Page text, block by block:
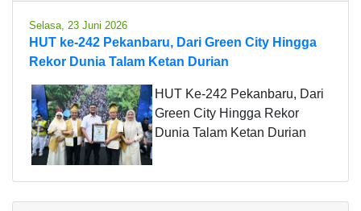
Selasa, 23 Juni 2026
HUT ke-242 Pekanbaru, Dari Green City Hingga
Rekor Dunia Talam Ketan Durian
HUT Ke-242 Pekanbaru, Dari
Green City Hingga Rekor
Dunia Talam Ketan Durian